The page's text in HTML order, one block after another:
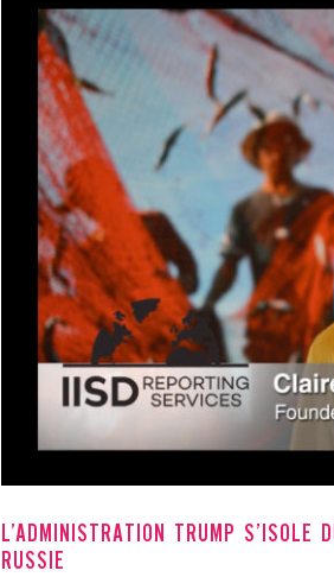
L’ADMINISTRATION TRUMP S’ISOLE
RUSSIE